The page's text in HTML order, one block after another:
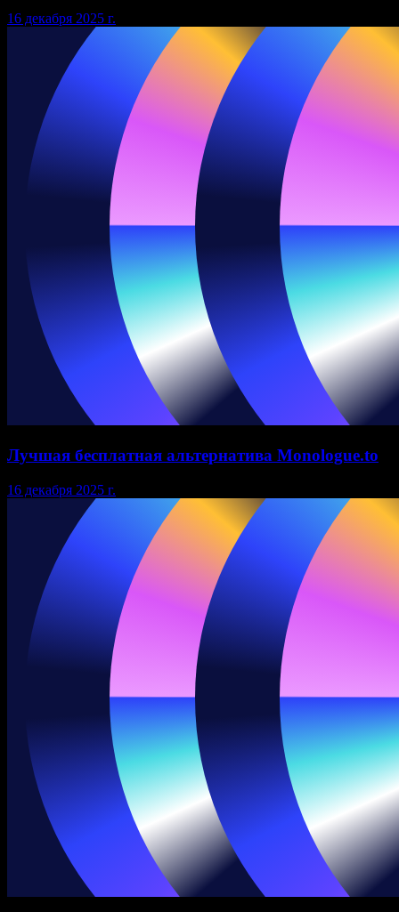
16 декабря 2025 г.
Лучшая бесплатная альтернатива Monologue.to
16 декабря 2025 г.